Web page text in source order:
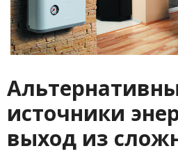
источники
выход из